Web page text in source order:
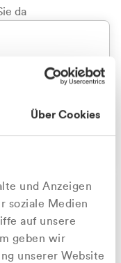
Über Cookies
und Anzeigen
soziale Medien
auf unsere
geben wir
unserer Website
da